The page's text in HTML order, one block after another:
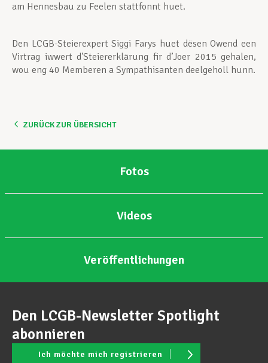
am Hennesbau zu Feelen stattfonnt huet.
Den LCGB-Steierexpert Siggi Farys huet dësen Owend een
Virtrag iwwert d’Steiererklärung fir d’Joer 2015 gehalen,
wou eng 40 Memberen a Sympathisanten deelgeholl hunn.
ZURÜCK ZUR ÜBERSICHT
Fotos
Videos
Veröffentlichungen
Den LCGB-Newsletter Spotlight
abonnieren
Ich möchte mich registrieren